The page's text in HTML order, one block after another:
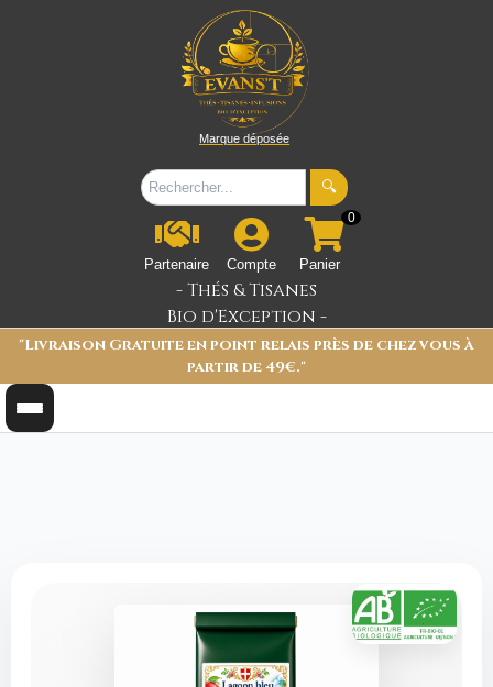
Marque déposée
🔍
Partenaire Compte
0
Panier
- Thés & Tisanes
Bio d'Exception -
"Livraison Gratuite en point relais près de chez vous à
partir de 49€."